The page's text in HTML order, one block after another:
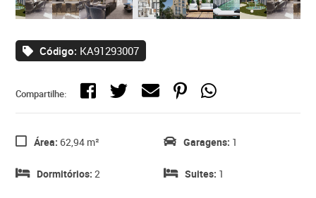
Código: KA91293007
Compartilhe:
Área: 62,94 m²
Dormitórios: 2
Garagens: 1
Suites: 1